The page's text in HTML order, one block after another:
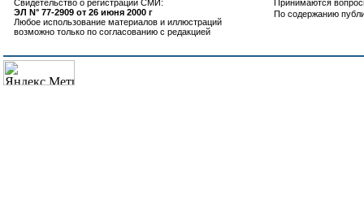
Свидетельство о регистрации СМИ:
ЭЛ N° 77-2909 от 26 июня 2000 г
Любое использование материалов и иллюстраций
возможно только по согласованию с редакцией
Принимаются
По содержанию